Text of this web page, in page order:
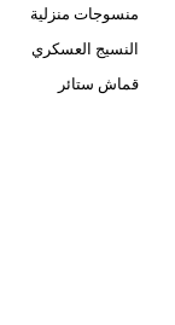
منسوجات منزلية
النسيج العسكري
قماش ستائر